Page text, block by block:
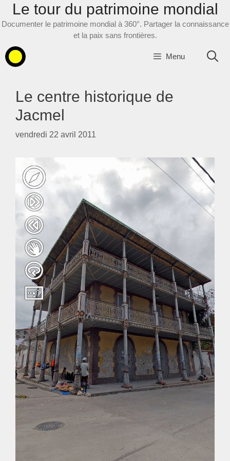
AllerLe tour du patrimoine mondial
Documenter le patrimoine mondial à 360°. Partager la connaissance
et la paix sans frontières.
Menu
Le centre historique de
Jacmel
vendredi 22 avril 2011